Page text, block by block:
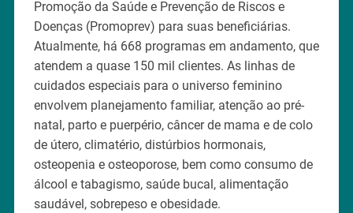
Promoção da Saúde e Prevenção de Riscos e
Doenças (Promoprev) para suas beneficiárias.
Atualmente, há 668 programas em andamento, que
atendem a quase 150 mil clientes. As linhas de
cuidados especiais para o universo feminino
envolvem planejamento familiar, atenção ao pré-
natal, parto e puerpério, câncer de mama e de colo
de útero, climatério, distúrbios hormonais,
osteopenia e osteoporose, bem como consumo de
álcool e tabagismo, saúde bucal, alimentação
saudável, sobrepeso e obesidade.